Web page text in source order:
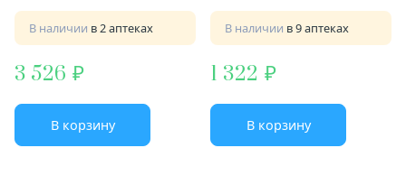
В наличии в 2 аптеках
3 526
В корзину
В наличии в 9 аптеках
1 322
В корзину